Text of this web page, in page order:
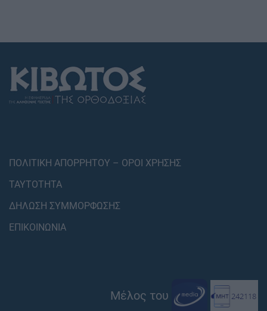
ΠΟΛΙΤΙΚΗ ΑΠΟΡΡΗΤΟΥ – ΟΡΟΙ ΧΡΗΣΗΣ
ΤΑΥΤΟΤΗΤΑ
ΔΗΛΩΣΗ ΣΥΜΜΟΡΦΩΣΗΣ
ΕΠΙΚΟΙΝΩΝΙΑ
Μέλος του